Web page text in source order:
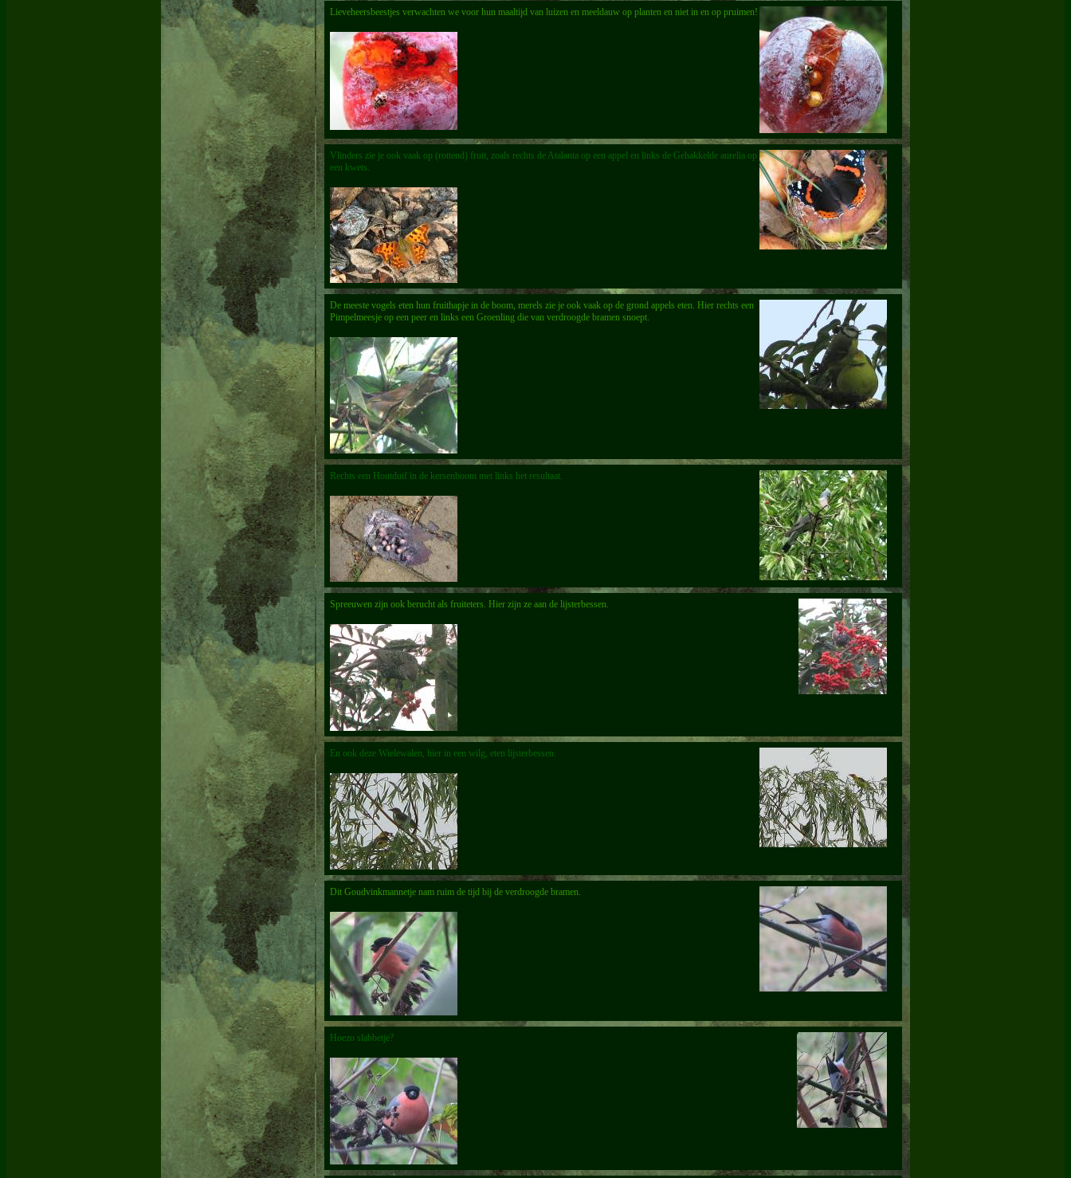
Lieveheersbeestjes verwachten we voor hun maaltijd van luizen en meeldauw op planten en niet in en op pruimen!
Vlinders zie je ook vaak op (rottend) fruit, zoals rechts de Atalanta op een appel en links de Gehakkelde aurelia op
een kwets.
De meeste vogels eten hun fruithapje in de boom, merels zie je ook vaak op de grond appels eten. Hier rechts een
Pimpelmeesje op een peer en links een Groenling die van verdroogde bramen snoept.
Rechts een Houtduif in de kersenboom met links het resultaat.
Spreeuwen zijn ook berucht als fruiteters. Hier zijn ze aan de lijsterbessen.
En ook deze Wielewalen, hier in een wilg, eten lijsterbessen.
Dit Goudvinkmannetje nam ruim de tijd bij de verdroogde bramen.
Hoezo slabbetje?